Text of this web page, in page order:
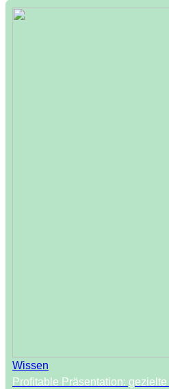
Wissen
Profitable Präsentation: